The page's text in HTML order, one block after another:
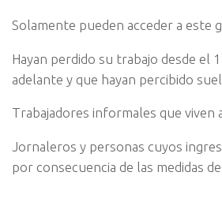
Solamente pueden acceder a este
Hayan perdido su trabajo desde el
adelante y que hayan percibido
Trabajadores informales que viven
Jornaleros y personas cuyos
por consecuencia de las medidas